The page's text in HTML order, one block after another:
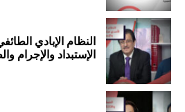
النظام الإبادي
الإستبداد والإجرام